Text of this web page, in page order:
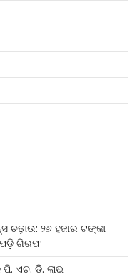
ଚଢ଼ାଉ: ୨୬ ହଜାର ଟଙ୍କା
ଗିରଫ
ଏଚ. ଡି. ଲାଭ